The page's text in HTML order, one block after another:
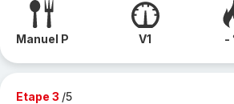
Manuel P V1 -
Etape 3 /5